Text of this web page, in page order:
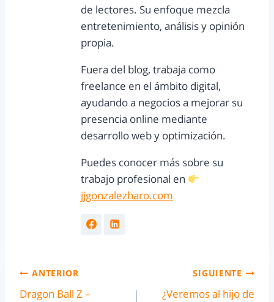
de lectores. Su enfoque mezcla
entretenimiento, análisis y opinión
propia.
Fuera del blog, trabaja como
freelance en el ámbito digital,
ayudando a negocios a mejorar su
presencia online mediante
desarrollo web y optimización.
Puedes conocer más sobre su
trabajo profesional en
jjgonzalezharo.com
ANTERIOR
Dragon Ball Z –
SIGUIENTE
¿Veremos al hijo de